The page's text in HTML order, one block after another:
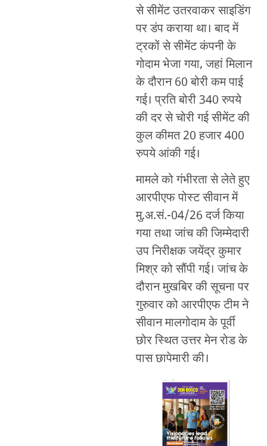
से सीमेंट उतरवाकर साइडिंग
पर डंप कराया था। बाद में
ट्रकों से सीमेंट कंपनी के
गोदाम भेजा गया, जहां मिलान
के दौरान 60 बोरी कम पाई
गई। प्रति बोरी 340 रुपये
की दर से चोरी गई सीमेंट की
कुल कीमत 20 हजार 400
रुपये आंकी गई।
मामले को गंभीरता से लेते हुए
आरपीएफ पोस्ट सीवान में
मु.अ.सं.-04/26 दर्ज किया
गया तथा जांच की जिम्मेदारी
उप निरीक्षक जयेंद्र कुमार
मिश्र को सौंपी गई। जांच के
दौरान मुखबिर की सूचना पर
गुरुवार को आरपीएफ टीम ने
सीवान मालगोदाम के पूर्वी
छोर स्थित उत्तर मेन रोड के
पास छापेमारी की।